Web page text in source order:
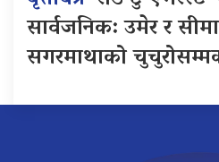
सार्वजनिक: उमेर र
सगरमाथाको